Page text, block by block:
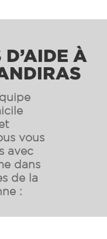
D’AIDE À
vous
avec
dans
de la
: